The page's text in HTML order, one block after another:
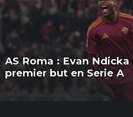
AS Roma : Evan
premier but en Serie A